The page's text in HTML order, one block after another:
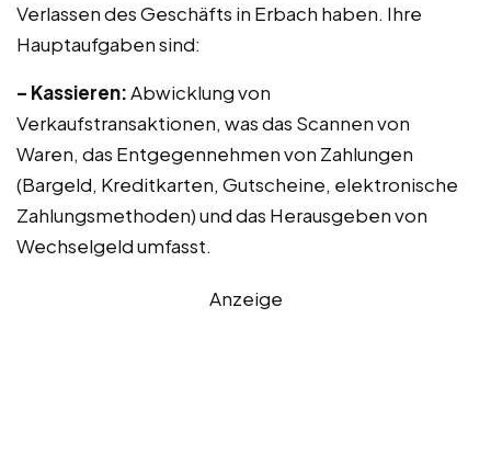
Verlassen des Geschäfts in Erbach haben. Ihre
Hauptaufgaben sind:
– Kassieren:Abwicklung von
Verkaufstransaktionen, was das Scannen von
Waren, das Entgegennehmen von Zahlungen
(Bargeld, Kreditkarten, Gutscheine, elektronische
Zahlungsmethoden) und das Herausgeben von
Wechselgeld umfasst.
Anzeige